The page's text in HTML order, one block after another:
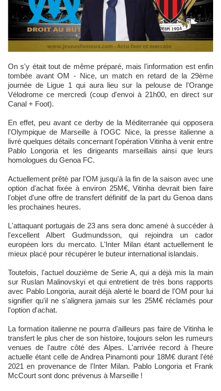
On s'y était tout de même préparé, mais l'information est enfin
tombée avant OM - Nice, un match en retard de la 29ème
journée de Ligue 1 qui aura lieu sur la pelouse de l'Orange
Vélodrome ce mercredi (coup d'envoi à 21h00, en direct sur
Canal + Foot).
En effet, peu avant ce derby de la Méditerranée qui opposera
l'Olympique de Marseille à l'OGC Nice, la presse italienne a
livré quelques détails concernant l'opération Vitinha à venir entre
Pablo Longoria et les dirigeants marseillais ainsi que leurs
homologues du Genoa FC.
Actuellement prêté par l'OM jusqu'à la fin de la saison avec une
option d'achat fixée à environ 25M€, Vitinha devrait bien faire
l'objet d'une offre de transfert définitif de la part du Genoa dans
les prochaines heures.
L'attaquant portugais de 23 ans sera donc amené à succéder à
l'excellent Albert Gudmundsson, qui rejoindra un cador
européen lors du mercato. L'Inter Milan étant actuellement le
mieux placé pour récupérer le buteur international islandais.
Toutefois, l'actuel douzième de Serie A, qui a déjà mis la main
sur Ruslan Malinovskyi et qui entretient de très bons rapports
avec Pablo Longoria, aurait déjà alerté le board de l'OM pour lui
signifier qu'il ne s'alignera jamais sur les 25M€ réclamés pour
l'option d'achat.
La formation italienne ne pourra d'ailleurs pas faire de Vitinha le
transfert le plus cher de son histoire, toujours selon les rumeurs
venues de l'autre côté des Alpes. L'arrivée record à l'heure
actuelle étant celle de Andrea Pinamonti pour 18M€ durant l'été
2021 en provenance de l'Inter Milan. Pablo Longoria et Frank
McCourt sont donc prévenus à Marseille !